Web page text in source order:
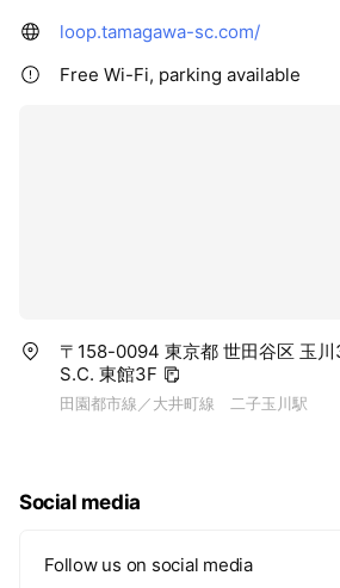
loop.tamagawa-sc.com/
Free Wi-Fi, parking available
〒158-0094 東京都 世田谷区 玉
S.C. 東館3F
田園都市線／大井町線 二子玉川駅
Social media
Follow us on social media